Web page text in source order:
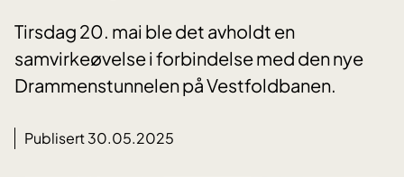
Tirsdag 20. mai ble det avholdt en
samvirkeøvelse i forbindelse med den nye
Drammenstunnelen på Vestfoldbanen.
Publisert 30.05.2025